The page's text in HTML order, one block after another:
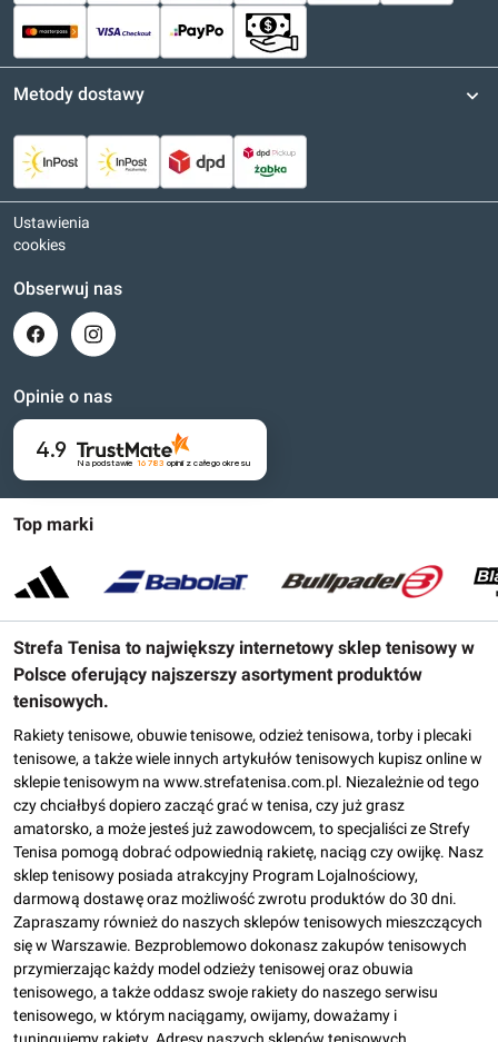
Top marki
Strefa Tenisa to największy internetowy sklep tenisowy w
Polsce oferujący najszerszy asortyment produktów
tenisowych.
Rakiety tenisowe, obuwie tenisowe, odzież tenisowa, torby i plecaki
tenisowe, a także wiele innych artykułów tenisowych kupisz online w
sklepie tenisowym na www.strefatenisa.com.pl. Niezależnie od tego
czy chciałbyś dopiero zacząć grać w tenisa, czy już grasz
amatorsko, a może jesteś już zawodowcem, to specjaliści ze Strefy
Tenisa pomogą dobrać odpowiednią rakietę, naciąg czy owijkę. Nasz
sklep tenisowy posiada atrakcyjny Program Lojalnościowy,
darmową dostawę oraz możliwość zwrotu produktów do 30 dni.
Zapraszamy również do naszych sklepów tenisowych mieszczących
się w Warszawie. Bezproblemowo dokonasz zakupów tenisowych
przymierzając każdy model odzieży tenisowej oraz obuwia
tenisowego, a także oddasz swoje rakiety do naszego serwisu
tenisowego, w którym naciągamy, owijamy, doważamy i
Metody dostawy
Ustawienia
cookies
Obserwuj nas
Opinie o nas
4.9
Na podstawie 16 783 opinii z całego okresu